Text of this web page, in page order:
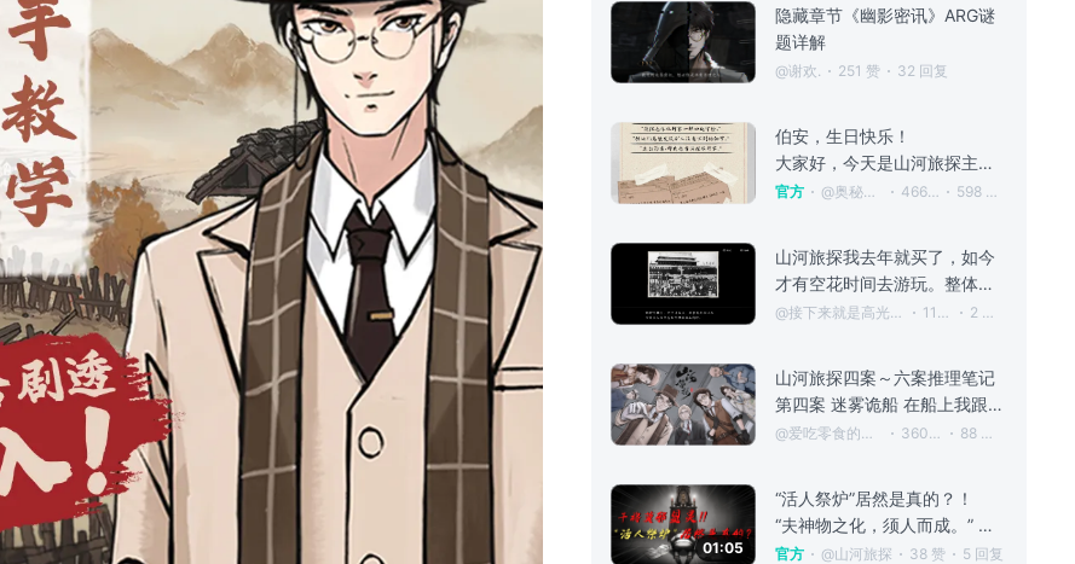
隐藏章节《幽影密讯》ARG谜
题详解
@谢欢. 251 赞 32 回复
伯安，生日快乐！
大家好，今天是山河旅探主角哥哥沈伯安的生日。虽然伯安在游戏中出场的时间较少，但他却在整个故事中有着举足轻重的地位。他温柔、善良又十分坚毅，如同苍翠挺拔的竹子，撑起了一片属于理想主义者的天地！ 咬定青山不放松，立根原在破岩中。 千磨万击还坚劲，任尔东西南北风。 11月6日，祝伯安生日快乐！ 关注游戏+评论，抽取15位用户赠送山河旅探主角团服饰（随机赠送青冥长衫/法翠短褂/芙蓉春衣中任意一件）
官方 466 赞
山河旅探我去年就买了，如今
才有空花时间去游玩。整体体
验蛮好的：整体游戏难度不
是：1到3简单，案件也并不复
杂，相当于试试水。 第一案件
我试玩过，能确定是罗世文，
据，就是桌上的书稿，但是为
什么没有了，那一定是被凶手
拿走了，那这个书稿对来说是
山河旅探四案～六案推理笔记
第四案 迷雾诡船 在船上我跟文小姐聊起了我和阿福的初识，起源于山河号的一桩命案，阿福在停电时因不小心碰到受害人的血，从而被错认为凶手，我帮阿福解围摆脱嫌疑。 期间又发生两桩命案，案件错综复杂，盘根错节，凶手极其狡猾，导致我的判断失误险些冤枉好人，好在最终及时纠正错误，找出被我忽略的细节，成功将凶手缉拿归案。 正负极连接电箱 切勿交叉 恢复通电（电路解法不止一种，可自行探索） 连接电路一次就成功解锁
01:05
“活人祭炉”居然是真的？！
“夫神物之化，须人而成。” 《山河旅探》第三章--「炉边崇影」案的PV中有提到， 汉阳铁厂里的工人们纷纷传言， 厂里发生的命案是干将莫邪显灵， 这时候就有好多小伙伴不禁询问， 难道历史上， 干将莫邪的传说还真的是跟“活人祭炉”有关？！ 干将莫邪的最早记载是出现在西汉刘向的《列士传》里， 讲的是春秋时期， 干将、莫邪夫妻二人用三年时间铸造了一雄一雌两把绝世宝剑， 但他们知道， 绝世珍宝肯定瞒不过当时
官方 @山河旅探 38 赞 5 回复